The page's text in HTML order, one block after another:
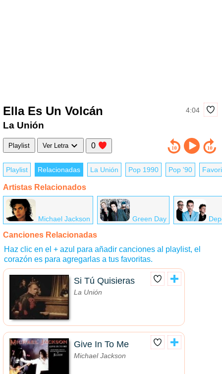
Ella Es Un Volcán 4:04
La Unión
Playlist Ver Letra 0
Playlist Relacionadas La Unión Pop 1990 Pop '90
Artistas Relacionados
Michael Jackson Green Day
Canciones Relacionadas
Haz clic en el + azul para añadir canciones al playlist, el
corazón es para agregarlas a tus favoritas.
Si Tú Quisieras
La Unión
Give In To Me
Michael Jackson